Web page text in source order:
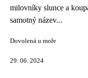
milovníky slunce a
samotný název...
Dovolená u moře
29. 06. 2024